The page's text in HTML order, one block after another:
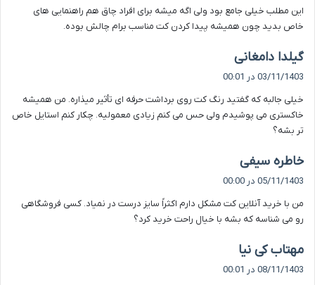
این مطلب خیلی جامع بود ولی اگه میشه برای افراد چاق هم راهنمایی های
خاص بدید چون همیشه پیدا کردن کت مناسب برام چالش بوده.
گیلدا دامغانی
ف
:
03/11/1403 در 00:01
خیلی جالبه که گفتید رنگ کت روی برداشت حرفه ای تأثیر میذاره. من همیشه
خاکستری می پوشیدم ولی حس می کنم زیادی معمولیه. چکار کنم استایل خاص
تر بشه؟
خاطره سیفی
ف
:
05/11/1403 در 00:00
من با خرید آنلاین کت مشکل دارم اکثراً سایز درست در نمیاد. کسی فروشگاهی
رو می شناسه که بشه با خیال راحت خرید کرد؟
مهتاب کی نیا
ف
08/11/1403 در 00:01